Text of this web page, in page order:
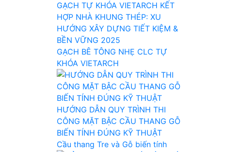
GẠCH TỰ KHÓA VIETARCH KẾT
HỢP NHÀ KHUNG THÉP: XU
HƯỚNG XÂY DỰNG TIẾT KIỆM &
BỀN VỮNG 2025
GẠCH BÊ TÔNG NHẸ CLC TỰ
KHÓA VIETARCH
HƯỚNG DẪN QUY TRÌNH THI
CÔNG MẶT BẬC CẦU THANG GỖ
BIẾN TÍNH ĐÚNG KỸ THUẬT
Cầu thang Tre và Gỗ biến tính